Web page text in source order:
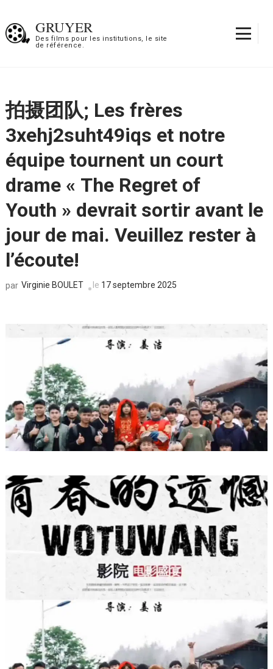
contenu
GRUYER
Des films pour les institutions, le site
de référence.
拍摄团队; Les frères
3xehj2suht49iqs et notre
équipe tournent un court
drame « The Regret of
Youth » devrait sortir avant le
jour de mai. Veuillez rester à
l’écoute!
par Virginie BOULET le 17 septembre 2025